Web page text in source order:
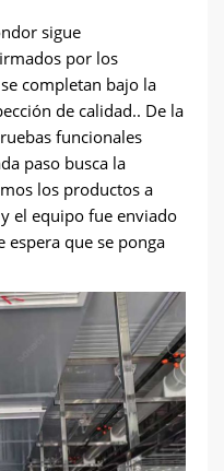
sigue
por los
completan bajo la
de calidad.. De la
funcionales
paso busca la
los productos a
el equipo fue enviado
espera que se ponga